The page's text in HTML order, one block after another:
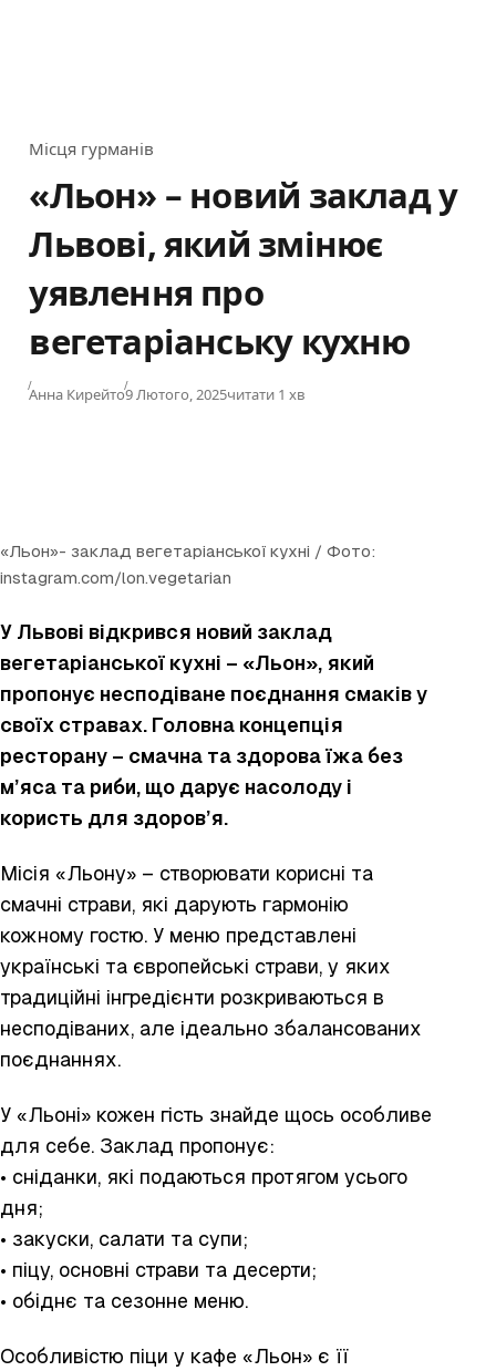
Category
Місця гурманів
«Льон» – новий заклад у
Львові, який змінює
уявлення про
вегетаріанську кухню
Анна КирейтоPublished
9 Лютого, 2025читати 1 хв
«Льон»- заклад вегетаріанської кухні / Фото:
instagram.com/lon.vegetarian
У Львові відкрився новий заклад
вегетаріанської кухні – «Льон», який
пропонує несподіване поєднання смаків у
своїх стравах. Головна концепція
ресторану – смачна та здорова їжа без
м’яса та риби, що дарує насолоду і
користь для здоров’я.
Місія «Льону» – створювати корисні та
смачні страви, які дарують гармонію
кожному гостю. У меню представлені
українські та європейські страви, у яких
традиційні інгредієнти розкриваються в
несподіваних, але ідеально збалансованих
поєднаннях.
У «Льоні» кожен гість знайде щось особливе
для себе. Заклад пропонує:
• сніданки, які подаються протягом усього
дня;
• закуски, салати та супи;
• піцу, основні страви та десерти;
• обіднє та сезонне меню.
Особливістю піци у кафе «Льон» є її